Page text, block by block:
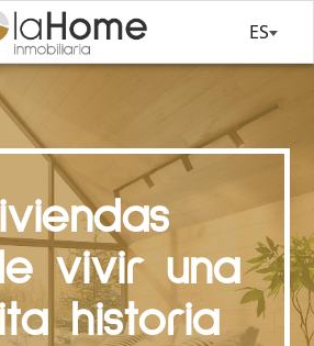
ES
vivir una
historia